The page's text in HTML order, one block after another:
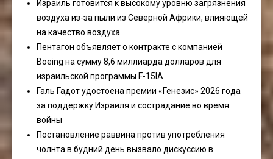
Израиль готовится к высокому уровню загрязнения
воздуха из-за пыли из Северной Африки, влияющей
на качество воздуха
Пентагон объявляет о контракте с компанией
Boeing на сумму 8,6 миллиарда долларов для
израильской программы F-15IA
Галь Гадот удостоена премии «Генезис» 2026 года
за поддержку Израиля и сострадание во время
войны
Постановление раввина против употребления
чолнта в будний день вызвало дискуссию в